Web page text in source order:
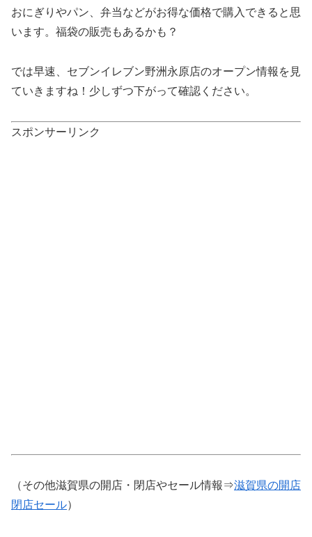
おにぎりやパン、弁当などがお得な価格で購入できると思
います。福袋の販売もあるかも？
では早速、セブンイレブン野洲永原店のオープン情報を見
ていきますね！少しずつ下がって確認ください。
スポンサーリンク
（その他滋賀県の開店・閉店やセール情報⇒滋賀県の開店
閉店セール）